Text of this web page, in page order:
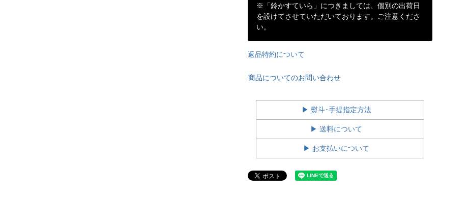
※「鈴かすていら」につきましては、個別の出荷日
を設けてさせていただいております。ご注意くださ
い。
返品特約について
商品についてのお問い合わせ
▶ 熨斗･手提指定方法
▶ 送料について
▶ お支払いについて